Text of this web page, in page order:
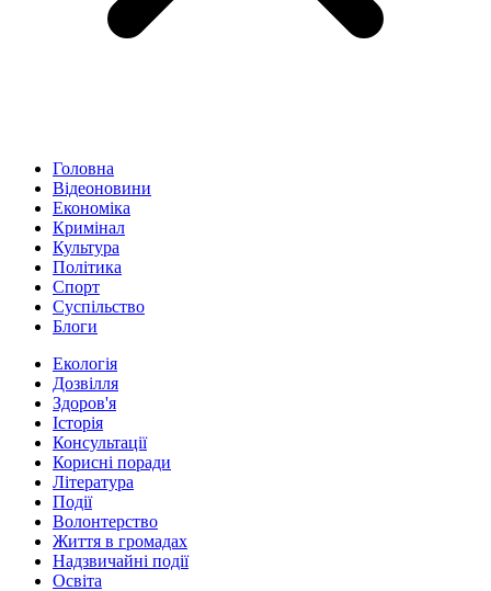
Головна
Відеоновини
Економіка
Кримінал
Культура
Політика
Спорт
Суспільство
Блоги
Екологія
Дозвілля
Здоров'я
Історія
Консультації
Корисні поради
Література
Події
Волонтерство
Життя в громадах
Надзвичайні події
Освіта